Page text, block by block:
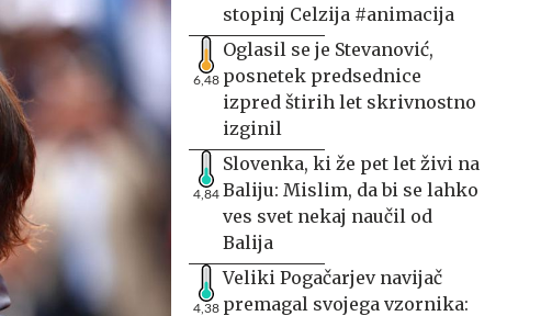
stopinj Celzija #animacija
6,48
Oglasil se je Stevanović,
posnetek predsednice
izpred štirih let skrivnostno
izginil
4,84
Slovenka, ki že pet let živi na
Baliju: Mislim, da bi se lahko
ves svet nekaj naučil od
Balija
4,38
Veliki Pogačarjev navijač
premagal svojega vzornika: